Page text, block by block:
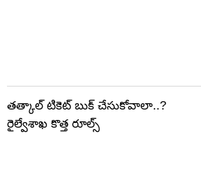
తత్కాల్ టికెట్ బుక్ చేసుకోవాలా..?
రైల్వేశాఖ కొత్త రూల్స్